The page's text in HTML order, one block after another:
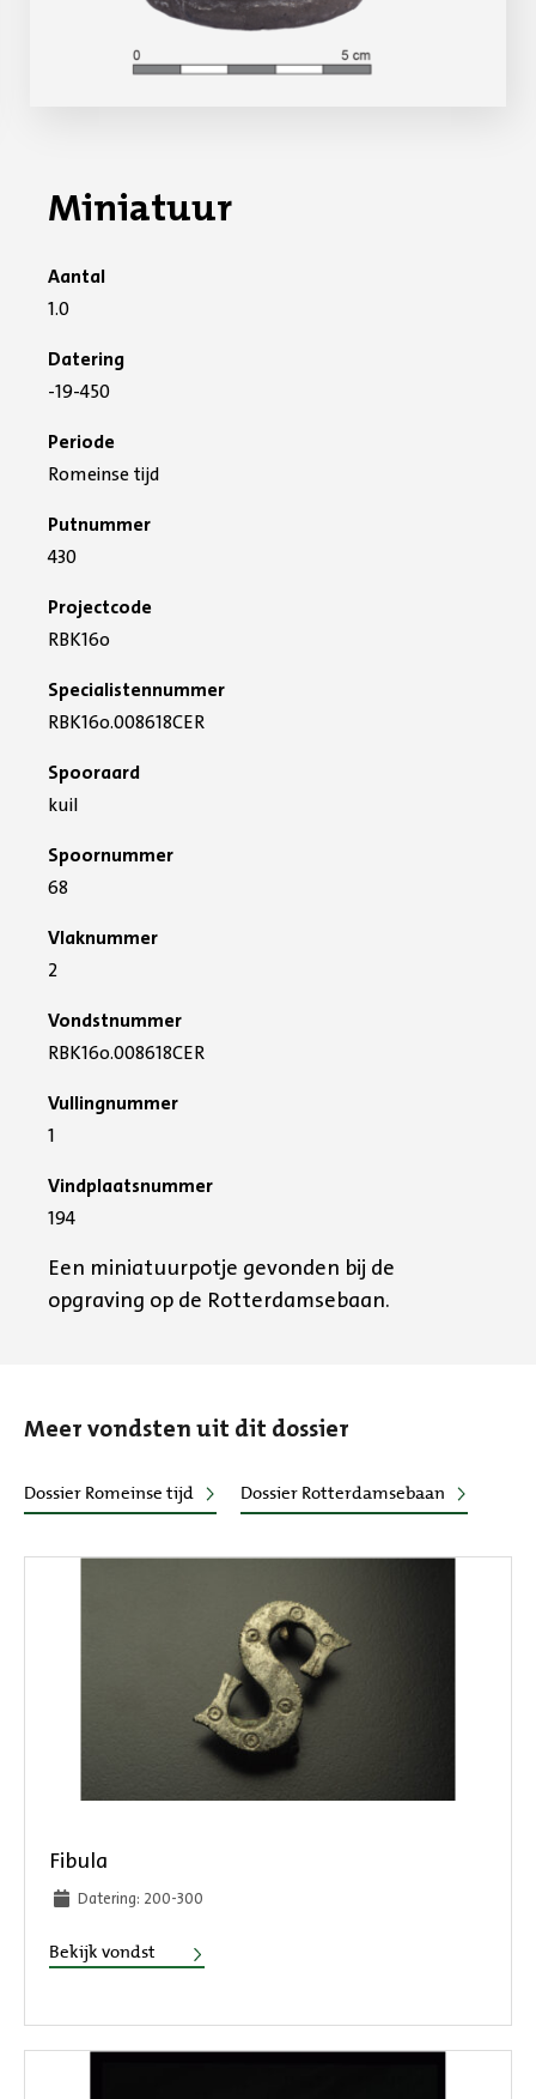
Miniatuur
Aantal
1.0
Datering
-19-450
Periode
Romeinse tijd
Putnummer
430
Projectcode
RBK16o
Specialistennummer
RBK16o.008618CER
Spooraard
kuil
Spoornummer
68
Vlaknummer
2
Vondstnummer
RBK16o.008618CER
Vullingnummer
1
Vindplaatsnummer
194
Een miniatuurpotje gevonden bij de
opgraving op de Rotterdamsebaan.
Meer vondsten uit dit dossier
Dossier Romeinse tijd Dossier Rotterdamsebaan
Fibula
Datering: 200-300
Bekijk vondst Fibula